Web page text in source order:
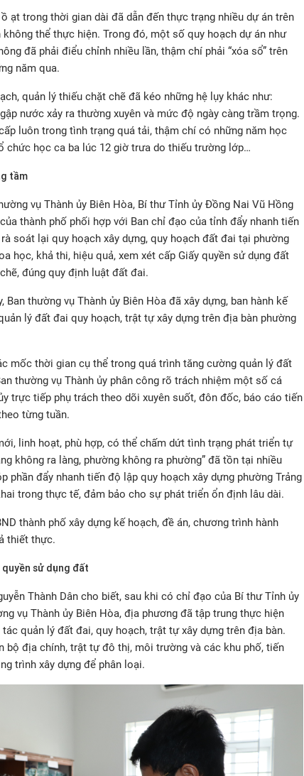
ạt trong thời gian dài đã dẫn đến thực trạng nhiều dự án trên
thể thực hiện. Trong đó, một số quy hoạch dự án như
đã phải điểu chỉnh nhiều lần, thậm chí phải “xóa sổ” trên
năm qua.
quản lý thiếu chặt chẽ đã kéo những hệ lụy khác như:
nước xảy ra thường xuyên và mức độ ngày càng trầm trọng.
luôn trong tình trạng quá tải, thậm chí có những năm học
chức học ca ba lúc 12 giờ trưa do thiếu trường lớp…
tầm
vụ Thành ủy Biên Hòa, Bí thư Tỉnh ủy Đồng Nai Vũ Hồng
thành phố phối hợp với Ban chỉ đạo của tỉnh đẩy nhanh tiến
soát lại quy hoạch xây dựng, quy hoạch đất đai tại phường
học, khả thi, hiệu quả, xem xét cấp Giấy quyền sử dụng đất
đúng quy định luật đất đai.
thường vụ Thành ủy Biên Hòa đã xây dựng, ban hành kế
lý đất đai quy hoạch, trật tự xây dựng trên địa bàn phường
mốc thời gian cụ thể trong quá trình tăng cường quản lý đất
thường vụ Thành ủy phân công rõ trách nhiệm một số cá
trực tiếp phụ trách theo dõi xuyên suốt, đôn đốc, báo cáo tiến
từng tuần.
linh hoạt, phù hợp, có thể chấm dứt tình trạng phát triển tự
không ra làng, phường không ra phường” đã tồn tại nhiều
phần đẩy nhanh tiến độ lập quy hoạch xây dựng phường Trảng
trong thực tế, đảm bảo cho sự phát triển ổn định lâu dài.
thành phố xây dựng kế hoạch, đề án, chương trình hành
thiết thực.
sử dụng đất
Thành Dân cho biết, sau khi có chỉ đạo của Bí thư Tỉnh ủy
vụ Thành ủy Biên Hòa, địa phương đã tập trung thực hiện
quản lý đất đai, quy hoạch, trật tự xây dựng trên địa bàn.
bộ địa chính, trật tự đô thị, môi trường và các khu phố, tiến
trình xây dựng để phân loại.